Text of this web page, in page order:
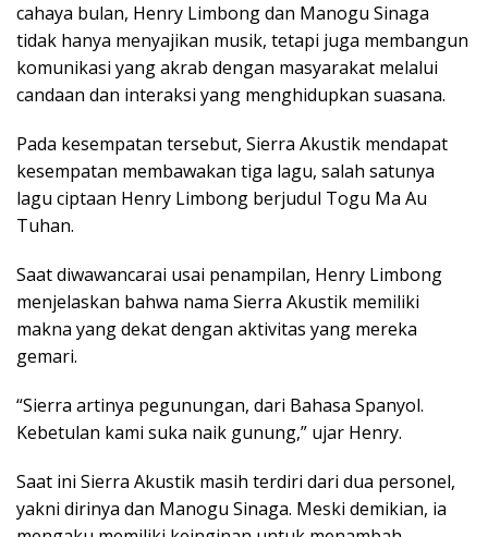
cahaya bulan, Henry Limbong dan Manogu Sinaga
tidak hanya menyajikan musik, tetapi juga membangun
komunikasi yang akrab dengan masyarakat melalui
candaan dan interaksi yang menghidupkan suasana.
Pada kesempatan tersebut, Sierra Akustik mendapat
kesempatan membawakan tiga lagu, salah satunya
lagu ciptaan Henry Limbong berjudul Togu Ma Au
Tuhan.
Saat diwawancarai usai penampilan, Henry Limbong
menjelaskan bahwa nama Sierra Akustik memiliki
makna yang dekat dengan aktivitas yang mereka
gemari.
“Sierra artinya pegunungan, dari Bahasa Spanyol.
Kebetulan kami suka naik gunung,” ujar Henry.
Saat ini Sierra Akustik masih terdiri dari dua personel,
yakni dirinya dan Manogu Sinaga. Meski demikian, ia